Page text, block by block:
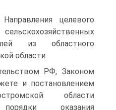
целевого
из областного
области
РФ, Законом
и постановлением
области
оказания